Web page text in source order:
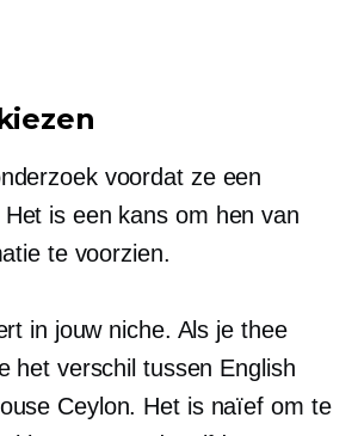
voordat ze een
is een kans om hen van
te voorzien.
in jouw niche. Als je thee
het verschil tussen English
Ceylon. Het is naïef om te